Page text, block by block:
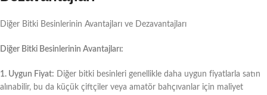
Diğer Bitki Besinlerinin Avantajları ve Dezavantajları
Diğer Bitki Besinlerinin Avantajları:
1. Uygun Fiyat: Diğer bitki besinleri genellikle daha uygun fiyatlarla satın
alınabilir, bu da küçük çiftçiler veya amatör bahçıvanlar için maliyet